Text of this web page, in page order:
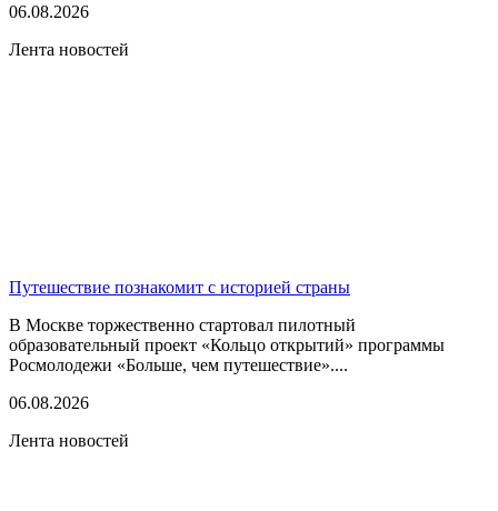
06.08.2026
Лента новостей
Путешествие познакомит с историей страны
В Москве торжественно стартовал пилотный
образовательный проект «Кольцо открытий» программы
Росмолодежи «Больше, чем путешествие»....
06.08.2026
Лента новостей